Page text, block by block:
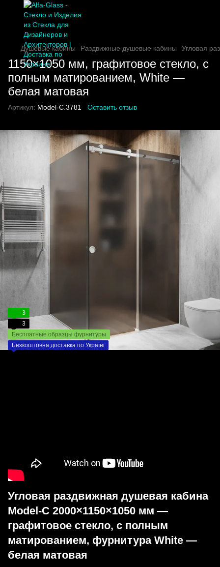
Душевые кабины Раздвижные душевые кабины Угловая
1150×1050 мм, графитовое стекло, с
полным матированием, White —
белая матовая
Артикул: Model-C.3781 Оставить отзыв
3
3
Бесплатные образцы фурнитуры
Безкоштовна доставка по Україні
Угловая раздвижная душевая кабина
Model-C 2000×1150×1050 мм —
графитовое стекло, с полным
матированием, фурнитура White —
белая матовая